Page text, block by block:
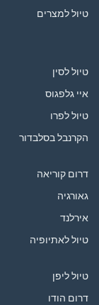
טיול למצרים
טיול לסין
איי גלפגוס
טיול לפרו
הקרנבל בסלבדור
דרום קוריאה
גאורגיה
אירלנד
טיול לאתיופיה
טיול ליפן
דרום הודו